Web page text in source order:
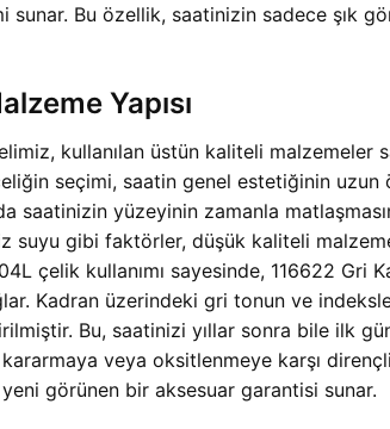
sunar. Bu özellik, saatinizin sadece şık
Yapısı
kullanılan üstün kaliteli malzemeler
seçimi, saatin genel estetiğinin
saatinizin yüzeyinin zamanla
suyu gibi faktörler, düşük kaliteli
çelik kullanımı sayesinde, 116622 Gri
Kadran üzerindeki gri tonun ve
Bu, saatinizi yıllar sonra bile ilk
veya oksitlenmeye karşı
görünen bir aksesuar garantisi sunar.